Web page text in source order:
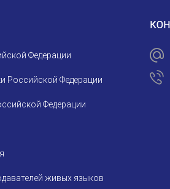
Федерации
Российской Федерации
Федерации
живых языков